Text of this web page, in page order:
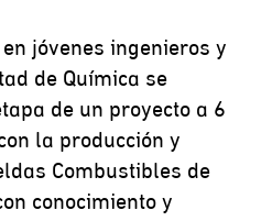
jóvenes ingenieros y
de Química se
de un proyecto a 6
la producción y
Combustibles de
conocimiento y